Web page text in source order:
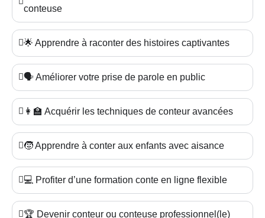
conteuse
🌟 Apprendre à raconter des histoires captivantes
🗣️ Améliorer votre prise de parole en public
👩‍🏫 Acquérir les techniques de conteur avancées
🧒 Apprendre à conter aux enfants avec aisance
💻 Profiter d’une formation conte en ligne flexible
🏆 Devenir conteur ou conteuse professionnel(le)